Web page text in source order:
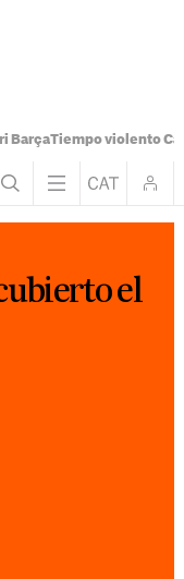
BarçaTiempo violento
el